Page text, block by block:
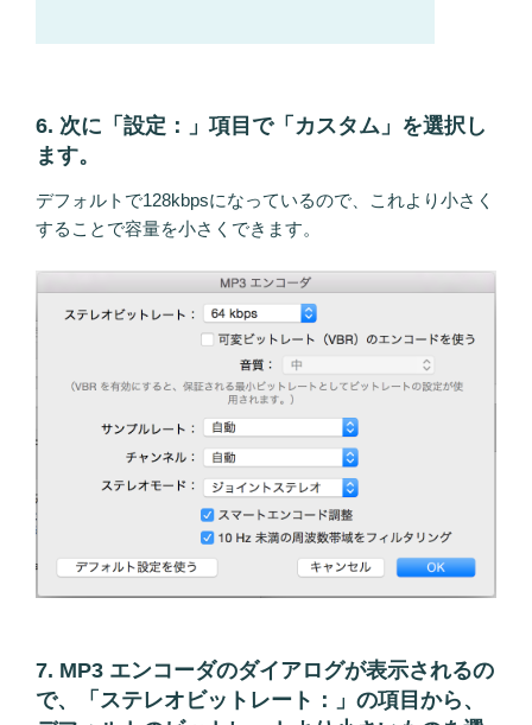
6. 次に「設定：」項目で「カスタム」を選択し
ます。
デフォルトで128kbpsになっているので、これより小さく
することで容量を小さくできます。
7. MP3 エンコーダのダイアログが表示されるの
で、「ステレオビットレート：」の項目から、